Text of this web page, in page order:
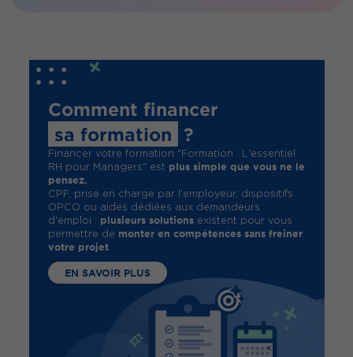
Comment financer
sa formation
?
Financer votre formation "Formation : L'essentiel
RH pour Managers" est plus simple que vous ne le
pensez.
CPF, prise en charge par l'employeur, dispositifs
OPCO ou aides dédiées aux demandeurs
d'emploi : plusieurs solutionsexistent pour vous
permettre de monter en compétences sans freiner
votre projet.
EN SAVOIR PLUS